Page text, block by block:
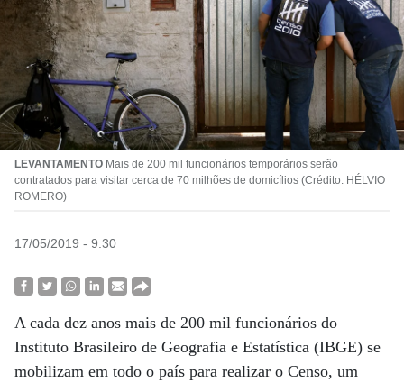
LEVANTAMENTO Mais de 200 mil funcionários temporários serão
contratados para visitar cerca de 70 milhões de domicílios (Crédito: HÉLVIO
ROMERO)
17/05/2019 - 9:30
A cada dez anos mais de 200 mil funcionários do
Instituto Brasileiro de Geografia e Estatística (IBGE) se
mobilizam em todo o país para realizar o Censo, um